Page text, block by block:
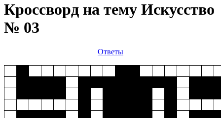
Кроссворд на тему Искусство
№ 03
Ответы